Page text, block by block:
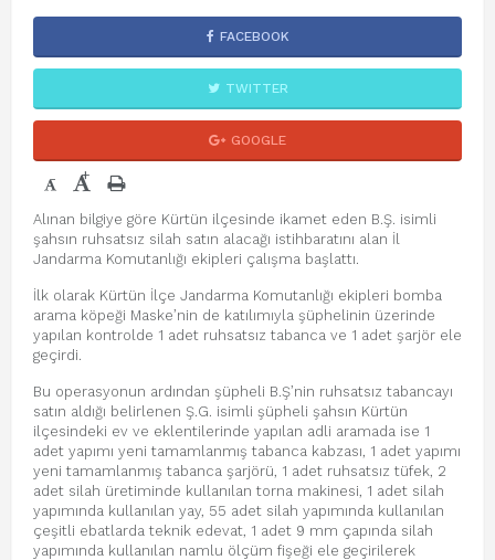
FACEBOOK
TWITTER
GOOGLE
- +
Alınan bilgiye göre Kürtün ilçesinde ikamet eden B.Ş. isimli
şahsın ruhsatsız silah satın alacağı istihbaratını alan İl
Jandarma Komutanlığı ekipleri çalışma başlattı.
İlk olarak Kürtün İlçe Jandarma Komutanlığı ekipleri bomba
arama köpeği Maske’nin de katılımıyla şüphelinin üzerinde
yapılan kontrolde 1 adet ruhsatsız tabanca ve 1 adet şarjör ele
geçirdi.
Bu operasyonun ardından şüpheli B.Ş’nin ruhsatsız tabancayı
satın aldığı belirlenen Ş.G. isimli şüpheli şahsın Kürtün
ilçesindeki ev ve eklentilerinde yapılan adli aramada ise 1
adet yapımı yeni tamamlanmış tabanca kabzası, 1 adet yapımı
yeni tamamlanmış tabanca şarjörü, 1 adet ruhsatsız tüfek, 2
adet silah üretiminde kullanılan torna makinesi, 1 adet silah
yapımında kullanılan yay, 55 adet silah yapımında kullanılan
çeşitli ebatlarda teknik edevat, 1 adet 9 mm çapında silah
yapımında kullanılan namlu ölçüm fişeği ele geçirilerek